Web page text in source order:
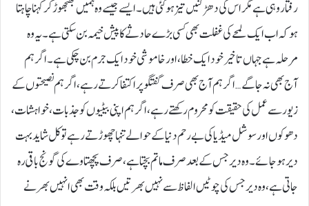
رفتار وہی ہے مگر اس کی دھڑکنیں تیز ہو گئی ہیں۔ ایسے جیسے وہ ہمیں جھنجھوڑ کر کہنا چاہتا
ہو کہ اب ایک لمحے کی غفلت بھی کسی بڑے حادثے کا پیش خیمہ بن سکتی ہے۔ یہ وہ
مرحلہ ہے جہاں تاخیر خود ایک خطا، اور خاموشی خود ایک جرم بن چکی ہے۔ اگر ہم
آج بھی نہ جاگے… اگر ہم آج بھی صرف گفتگو پر اکتفا کرتے رہے، اگر ہم نصیحتوں کے
زیور سے عمل کی حقیقت کو محروم رکھتے رہے، اگر ہم اپنی بیٹیوں کو جذبات، خواہشات،
دھوکوں اور سوشل میڈیا کی بے رحم دنیا کے حوالے تنہا چھوڑتے رہے تو کل شاید بہت
دیر ہو جائے۔ وہ دیر جس کے بعد صرف ماتم بچتا ہے، صرف پچھتاوے کی گونج باقی رہ
جاتی ہے، وہ دیر جس کی چوٹیں الفاظ سے نہیں بھرتیں بلکہ وقت بھی انہیں بھرنے